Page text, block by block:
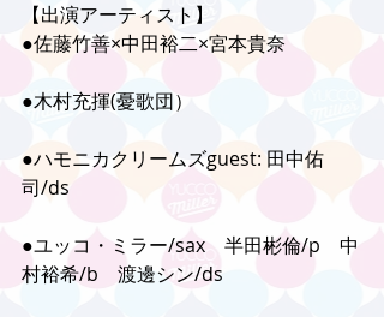
【出演アーティスト】
●佐藤竹善×中田裕二×宮本貴奈
●木村充揮(憂歌団）
●ハモニカクリームズguest: 田中佑
司/ds
●ユッコ・ミラー/sax　半田彬倫/p　中
村裕希/b　渡邊シン/ds